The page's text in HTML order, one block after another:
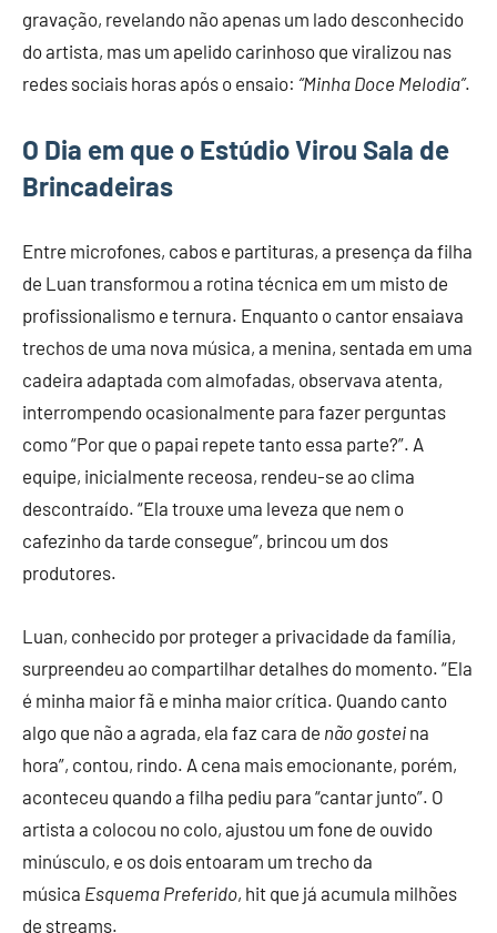
gravação, revelando não apenas um lado desconhecido
do artista, mas um apelido carinhoso que viralizou nas
redes sociais horas após o ensaio: “Minha Doce Melodia”.
O Dia em que o Estúdio Virou Sala de
Brincadeiras
Entre microfones, cabos e partituras, a presença da filha
de Luan transformou a rotina técnica em um misto de
profissionalismo e ternura. Enquanto o cantor ensaiava
trechos de uma nova música, a menina, sentada em uma
cadeira adaptada com almofadas, observava atenta,
interrompendo ocasionalmente para fazer perguntas
como “Por que o papai repete tanto essa parte?”. A
equipe, inicialmente receosa, rendeu-se ao clima
descontraído. “Ela trouxe uma leveza que nem o
cafezinho da tarde consegue”, brincou um dos
produtores.
Luan, conhecido por proteger a privacidade da família,
surpreendeu ao compartilhar detalhes do momento. “Ela
é minha maior fã e minha maior crítica. Quando canto
algo que não a agrada, ela faz cara de não gostei na
hora”, contou, rindo. A cena mais emocionante, porém,
aconteceu quando a filha pediu para “cantar junto”. O
artista a colocou no colo, ajustou um fone de ouvido
minúsculo, e os dois entoaram um trecho da
música Esquema Preferido, hit que já acumula milhões
de streams.